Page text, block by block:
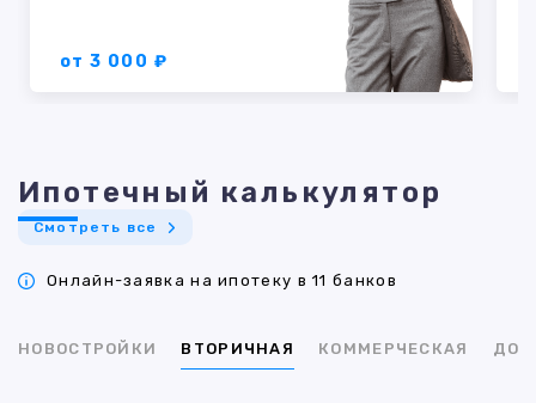
от 3 000 ₽
Ипотечный калькулятор
Смотреть все
Онлайн-заявка на ипотеку в 11 банков
НОВОСТРОЙКИ ВТОРИЧНАЯ КОММЕРЧЕСКАЯ ДОМ